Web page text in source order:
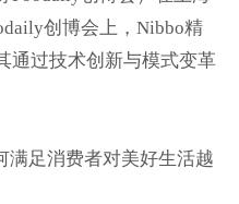
创博会上，Nibbo精
通过技术创新与模式变革
满足消费者对美好生活越